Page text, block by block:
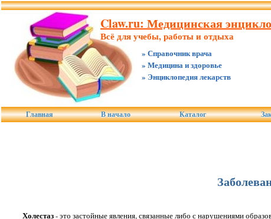
Claw.ru: Медицинская
Всё для учебы, работы и отдыха
» Справочник врача
» Медицина и здоровье
» Энциклопедия лекарств
Главная В начало Каталог
Холестаз- это застойные явления, связанные либо с нарушениями